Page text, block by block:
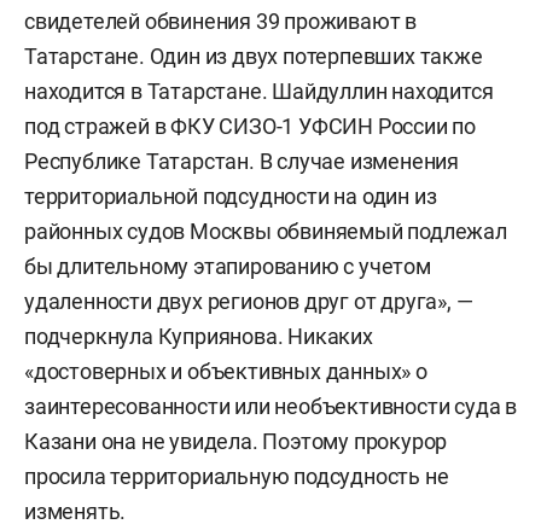
свидетелей обвинения 39 проживают в
Татарстане. Один из двух потерпевших также
находится в Татарстане. Шайдуллин находится
под стражей в ФКУ СИЗО-1 УФСИН России по
Республике Татарстан. В случае изменения
территориальной подсудности на один из
районных судов Москвы обвиняемый подлежал
бы длительному этапированию с учетом
удаленности двух регионов друг от друга», —
подчеркнула Куприянова. Никаких
«достоверных и объективных данных» о
заинтересованности или необъективности суда в
Казани она не увидела. Поэтому прокурор
просила территориальную подсудность не
изменять.